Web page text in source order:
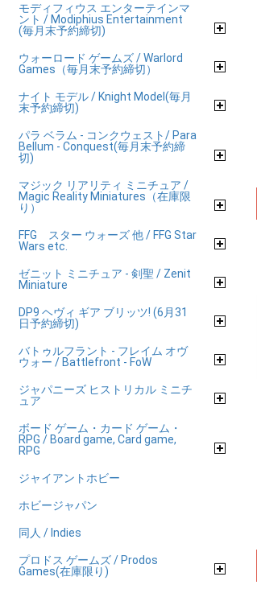
モディフィウス エンターテインマ
ント / Modiphius Entertainment
(毎月末予約締切)
ウォーロード ゲームズ / Warlord
Games（毎月末予約締切）
ナイト モデル / Knight Model(毎月
末予約締切)
パラ ベラム - コンクウェスト/ Para
Bellum - Conquest(毎月末予約締
切)
マジック リアリティ ミニチュア /
Magic Reality Miniatures（在庫限
り）
FFG スター ウォーズ 他 / FFG Star
Wars etc.
ゼニット ミニチュア - 剣聖 / Zenit
Miniature
DP9 ヘヴィ ギア ブリッツ! (6月31
日予約締切)
バトゥルフラント - フレイム オヴ
ウォー / Battlefront - FoW
ジャパニーズ ヒストリカル ミニチ
ュア
ボード ゲーム・カード ゲーム・
RPG / Board game, Card game,
RPG
ジャイアントホビー
ホビージャパン
同人 / Indies
プロドス ゲームズ / Prodos
Games(在庫限り)